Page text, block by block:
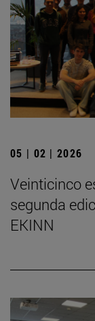
05 | 02 | 2026
Veinticinco
segunda
EKINN